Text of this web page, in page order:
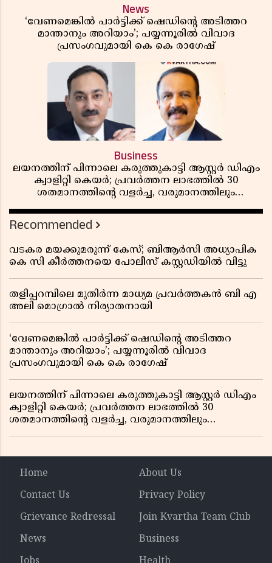
News
‘വേണമെങ്കിൽ പാർട്ടിക്ക് ഷെഡിൻ്റെ അടിത്തറ
മാന്താനും അറിയാം’; പയ്യന്നൂരിൽ വിവാദ
പ്രസംഗവുമായി കെ കെ രാഗേഷ്
Business
ലയനത്തിന് പിന്നാലെ കരുത്തുകാട്ടി ആസ്റ്റർ ഡിഎം
ക്വാളിറ്റി കെയർ; പ്രവർത്തന ലാഭത്തിൽ 30
ശതമാനത്തിൻ്റെ വളർച്ച, വരുമാനത്തിലും
റിപ്പോർട്ട് പുറത്ത്
Recommended
വടകര മയക്കുമരുന്ന് കേസ്; ബിആർസി അധ്യാപിക
കെ സി കീർത്തനയെ പോലീസ് കസ്റ്റഡിയിൽ വിട്ടു
തളിപ്പറമ്പിലെ മുതിർന്ന മാധ്യമ പ്രവർത്തകൻ ബി എ
അലി മൊഗ്രാൽ നിര്യാതനായി
‘വേണമെങ്കിൽ പാർട്ടിക്ക് ഷെഡിൻ്റെ അടിത്തറ
മാന്താനും അറിയാം’; പയ്യന്നൂരിൽ വിവാദ
പ്രസംഗവുമായി കെ കെ രാഗേഷ്
ലയനത്തിന് പിന്നാലെ കരുത്തുകാട്ടി ആസ്റ്റർ ഡിഎം
ക്വാളിറ്റി കെയർ; പ്രവർത്തന ലാഭത്തിൽ 30
ശതമാനത്തിൻ്റെ വളർച്ച, വരുമാനത്തിലും
Home
About Us
Contact Us
Privacy Policy
Grievance Redressal
Join Kvartha Team Club
News
Business